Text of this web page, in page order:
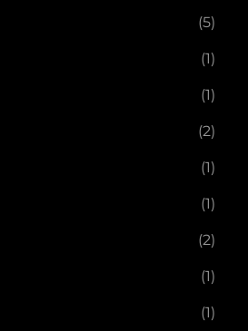
(5)
(1)
(1)
(2)
(1)
(1)
(2)
(1)
(1)